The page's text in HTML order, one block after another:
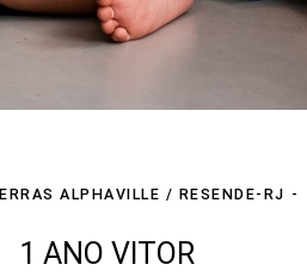
ALPHAVILLE / RESENDE-RJ
1 ANO VITOR